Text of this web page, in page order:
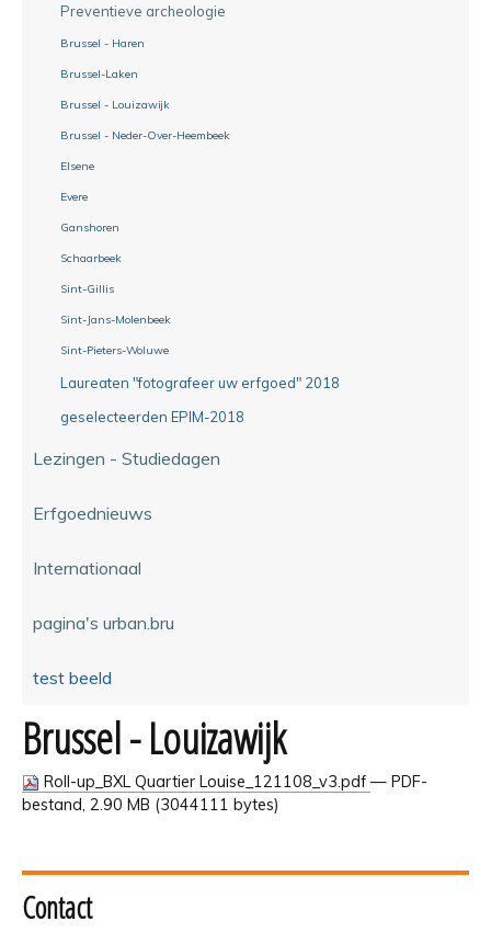
Preventieve archeologie
Brussel - Haren
Brussel-Laken
Brussel - Louizawijk
Brussel - Neder-Over-Heembeek
Elsene
Evere
Ganshoren
Schaarbeek
Sint-Gillis
Sint-Jans-Molenbeek
Sint-Pieters-Woluwe
Laureaten "fotografeer uw erfgoed" 2018
geselecteerden EPIM-2018
Lezingen - Studiedagen
Erfgoednieuws
Internationaal
pagina's urban.bru
test beeld
Brussel - Louizawijk
Roll-up_BXL Quartier Louise_121108_v3.pdf — PDF-
bestand, 2.90 MB (3044111 bytes)
Contact